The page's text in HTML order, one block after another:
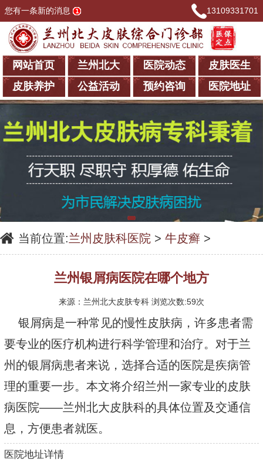
您有一条新的消息 13109331701
网站首页 兰州北大 医院动态
皮肤医生
皮肤养护
公益活动 预约咨询 医院地址
当前位置:兰州皮肤科医院> 牛皮癣 >
兰州银屑病医院在哪个地方
来源：兰州北大皮肤专科 浏览次数:59次
银屑病是一种常见的慢性皮肤病，许多患者需
要专业的医疗机构进行科学管理和治疗。对于兰
州的银屑病患者来说，选择合适的医院是疾病管
理的重要一步。本文将介绍兰州一家专业的皮肤
病医院——兰州北大皮肤科的具体位置及交通信
息，方便患者就医。
医院地址详情